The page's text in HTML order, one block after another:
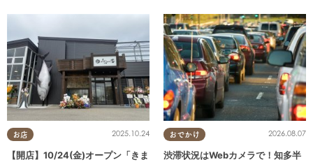
お店 2025.10.24
【開店】10/24(金)オープン「きま
おでかけ 2026.08.07
渋滞状況はWebカメラで！知多半